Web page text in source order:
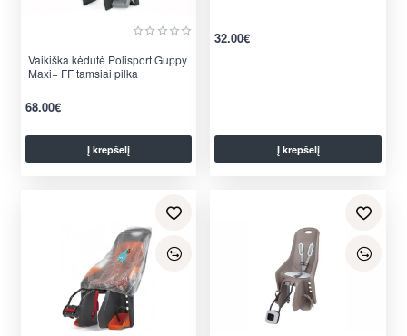
Vaikiška kėdutė Polisport Guppy
Maxi+ FF tamsiai pilka
68.00€
Į krepšelį
per 2-3 d.
32.00€
Į krepšelį